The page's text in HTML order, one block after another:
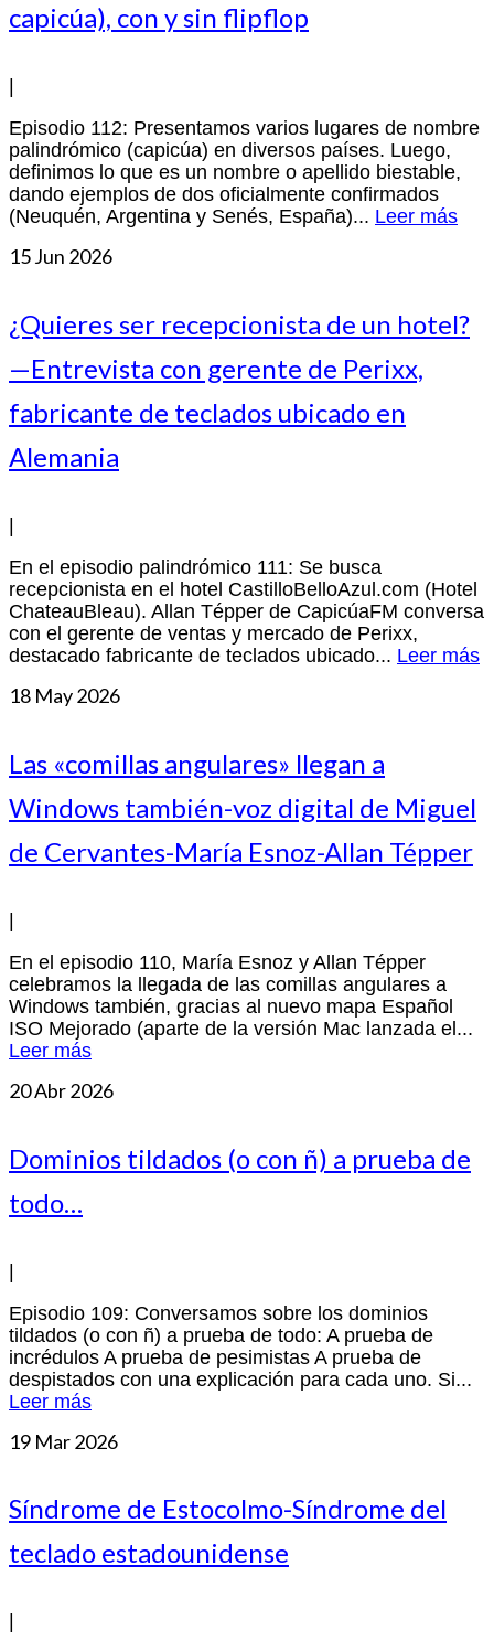
capicúa), con y sin flipflop
Episodio 112: Presentamos varios lugares de nombre
palindrómico (capicúa) en diversos países. Luego,
definimos lo que es un nombre o apellido biestable,
dando ejemplos de dos oficialmente confirmados
(Neuquén, Argentina y Senés, España)... Leer más
15Jun 2026
¿Quieres ser recepcionista de un hotel?
—Entrevista con gerente de Perixx,
fabricante de teclados ubicado en
Alemania
|
En el episodio palindrómico 111: Se busca
recepcionista en el hotel CastilloBelloAzul.com (Hotel
ChateauBleau). Allan Tépper de CapicúaFM conversa
con el gerente de ventas y mercado de Perixx,
destacado fabricante de teclados ubicado... Leer más
18 May 2026
Las «comillas angulares» llegan a
Windows también-voz digital de Miguel
de Cervantes-María Esnoz-Allan Tépper
|
En el episodio 110, María Esnoz y Allan Tépper
celebramos la llegada de las comillas angulares a
Windows también, gracias al nuevo mapa Español
ISO Mejorado (aparte de la versión Mac lanzada el...
Leer más
20Abr 2026
Dominios tildados (o con ñ) a prueba de
todo…
|
Episodio 109: Conversamos sobre los dominios
tildados (o con ñ) a prueba de todo: A prueba de
incrédulos A prueba de pesimistas A prueba de
despistados con una explicación para cada uno. Si...
Leer más
19 Mar 2026
Síndrome de Estocolmo-Síndrome del
teclado estadounidense